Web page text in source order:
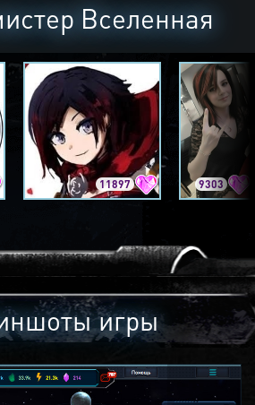
Вселенная
11897 9303
игры